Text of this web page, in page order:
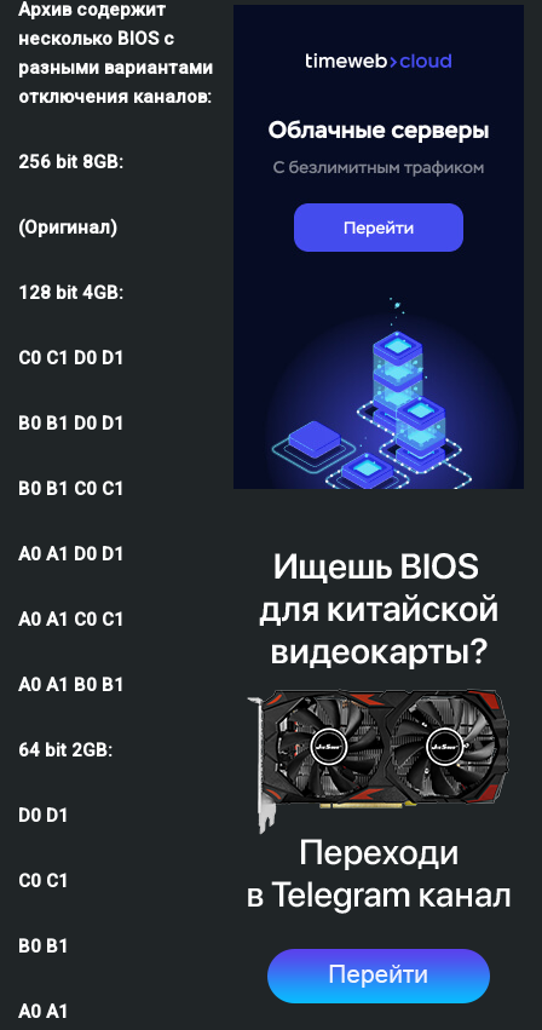
Архив содержит
несколько BIOS с
разными вариантами
отключения каналов:
256 bit 8GB:
(Оригинал)
128 bit 4GB:
С0 С1 D0 D1
B0 B1 D0 D1
B0 B1 C0 C1
A0 A1 D0 D1
A0 A1 C0 C1
A0 A1 B0 B1
64 bit 2GB:
D0 D1
C0 C1
B0 B1
A0 A1